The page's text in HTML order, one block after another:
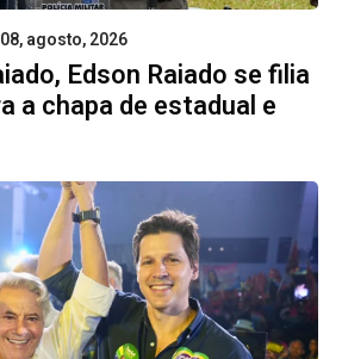
08, agosto, 2026
Edson Raiado se filia
a chapa de estadual e